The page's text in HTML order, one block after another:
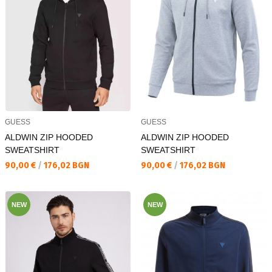
GUESS
ALDWIN ZIP HOODED
SWEATSHIRT
Текуща цена:
90,00 € / 176,02 BGN
GUESS
ALDWIN ZIP HOODED
SWEATSHIRT
Текуща цена:
90,00 € / 176,02 BGN
NEW NEW